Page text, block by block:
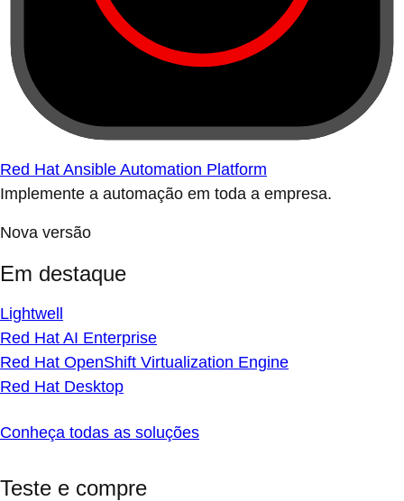
Red Hat Ansible Automation Platform
Implemente a automação em toda a empresa.
Nova versão
Em destaque
Lightwell
Red Hat AI Enterprise
Red Hat OpenShift Virtualization Engine
Red Hat Desktop
Conheça todas as soluções
Teste e compre